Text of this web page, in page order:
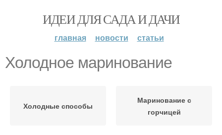
ИДЕИ ДЛЯ САДА И ДАЧИ
главная новости статьи
Холодное маринование
Холодные способы
Маринование с
горчицей